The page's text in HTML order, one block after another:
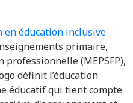
en éducation inclusive
primaire,
professionnelle (MEPSFP),
définit l’éducation
éducatif qui tient compte